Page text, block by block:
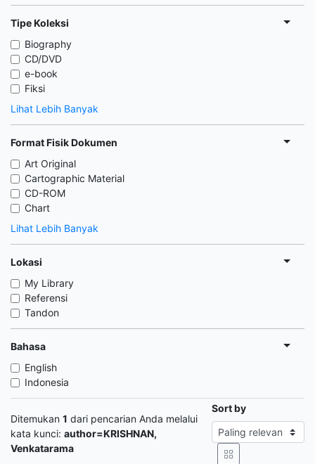
Tipe Koleksi
Biography
CD/DVD
e-book
Fiksi
Lihat Lebih Banyak
Format Fisik Dokumen
Art Original
Cartographic Material
CD-ROM
Chart
Lihat Lebih Banyak
Lokasi
My Library
Referensi
Tandon
Bahasa
English
Indonesia
Ditemukan 1 dari pencarian Anda melalui
kata kunci: author=KRISHNAN,
Venkatarama
Sort by